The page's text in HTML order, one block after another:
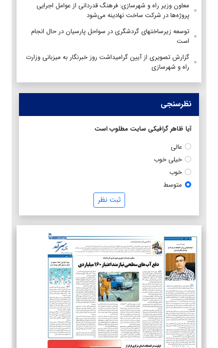
معاون وزیر راه و شهرسازی: فرهنگ قدردانی از عوامل اجرایی
پروژه‌ها در شرکت ساخت نهادینه می‌شود
توسعه زیرساختهای گردشگری در سواحل پارسیان در حال انجام
است
گزارش تصویری از آیین گرامیداشت روز خبرنگار به میزبانی وزارت
راه و شهرسازی
نظرسنجی
آیا ظاهر گرافیکی سایت مطلوب است
عالی
خیلی خوب
خوب
متوسط
ثبت نظر